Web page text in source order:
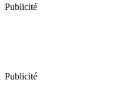
Publicité
Publicité